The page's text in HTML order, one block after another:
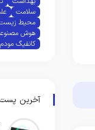
سلامت
محیط
هوش
کانفیگ مودم
آخرین